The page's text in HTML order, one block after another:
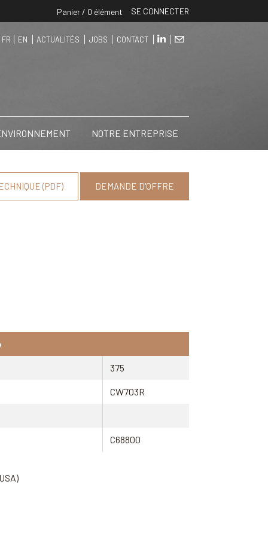
Panier / 0 élément SE CONNECTER
FR EN ACTUALITÉS JOBS CONTACT
NOTRE ENTREPRISE
(PDF) DEMANDE D'OFFRE
375
CW703R
C68800